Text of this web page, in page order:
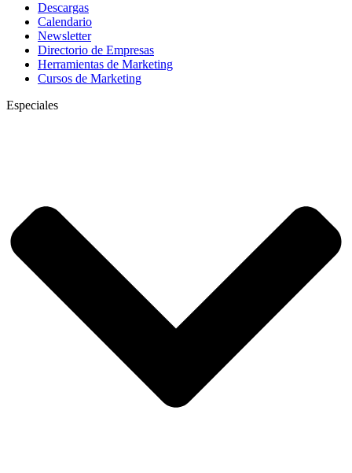
Descargas
Calendario
Newsletter
Directorio de Empresas
Herramientas de Marketing
Cursos de Marketing
Especiales